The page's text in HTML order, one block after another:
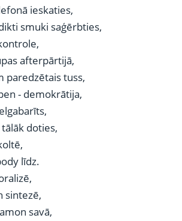
ieskaties,
smuki saģērbties,
afterpārtijā,
paredzētais tuss,
- demokrātija,
doties,
līdz.
sintezē,
savā,